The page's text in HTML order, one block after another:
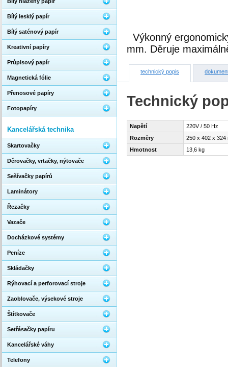
Výkonný
mm. Děruje
technický popis
Technický
Napětí
220V / 50 Hz
Rozměry
250 x 402 x 324
Hmotnost
13,6 kg
Bílý lesklý papír
Bílý saténový papír
Kreativní papíry
Průpisový papír
Magnetická fólie
Přenosové papíry
Fotopapíry
Kancelářská technika
Skartovačky
Děrovačky, vrtačky, nýtovače
Sešívačky papírů
Laminátory
Řezačky
Vazače
Docházkové systémy
Peníze
Skládačky
Rýhovací a perforovací stroje
Zaoblovače, výsekové stroje
Štítkovače
Setřásačky papíru
Kancelářské váhy
Telefony